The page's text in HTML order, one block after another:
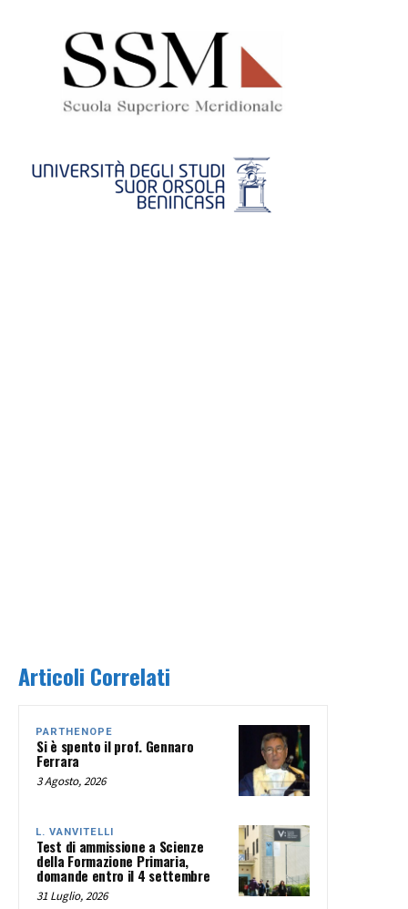
Articoli Correlati
PARTHENOPE
Si è spento il prof. Gennaro
Ferrara
3 Agosto, 2026
L. VANVITELLI
Test di ammissione a Scienze
della Formazione Primaria,
domande entro il 4 settembre
31 Luglio, 2026